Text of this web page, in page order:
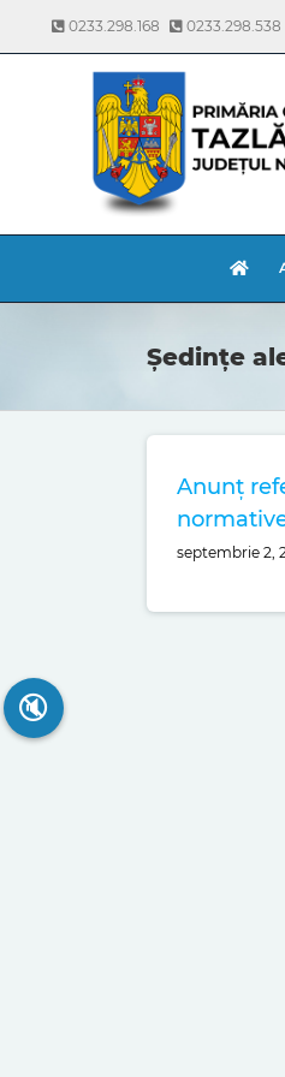
content
0233.298.168 0233.298.538
Ședințe
Anunț
septembrie 2,
🔇